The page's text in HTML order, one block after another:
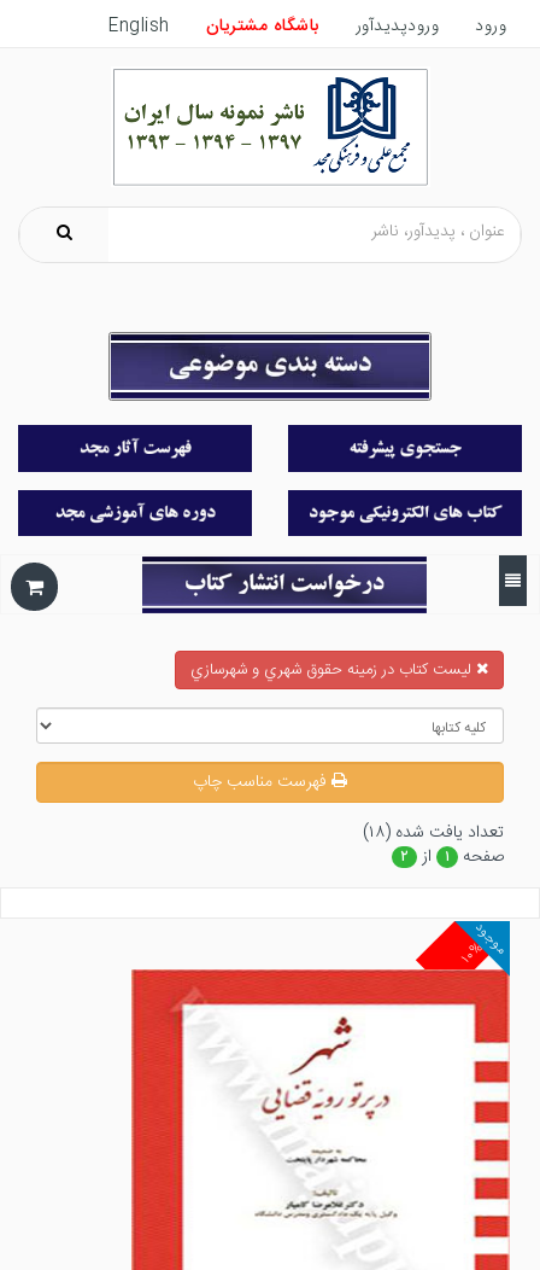
ورود ورودپدیدآور باشگاه مشتریان English
ليست كتاب در زمينه حقوق شهري و شهرسازي
فهرست مناسب چاپ
تعداد يافت شده (۱۸)
صفحه
۱ از ۲
۱۰%
موجود